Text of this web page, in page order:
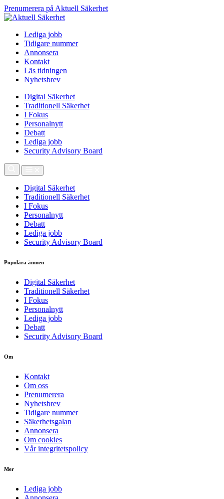
Prenumerera på Aktuell Säkerhet
Lediga jobb
Tidigare nummer
Annonsera
Kontakt
Läs tidningen
Nyhetsbrev
Digital Säkerhet
Traditionell Säkerhet
I Fokus
Personalnytt
Debatt
Lediga jobb
Security Advisory Board
Digital Säkerhet
Traditionell Säkerhet
I Fokus
Personalnytt
Debatt
Lediga jobb
Security Advisory Board
Populära ämnen
Digital Säkerhet
Traditionell Säkerhet
I Fokus
Personalnytt
Lediga jobb
Debatt
Security Advisory Board
Om
Kontakt
Om oss
Prenumerera
Nyhetsbrev
Tidigare nummer
Säkerhetsgalan
Annonsera
Om cookies
Vår integritetspolicy
Mer
Lediga jobb